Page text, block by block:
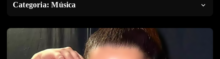
Categoria: Música